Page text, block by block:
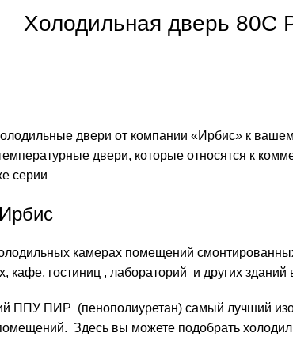
Холодильная дверь 80С
двери от компании «Ирбис» к
двери, которые относятся к
серии
камерах помещений
кафе, гостиниц , лабораторий и других
ППУ ПИР (пенополиуретан) самый лучший
Здесь вы можете подобрать